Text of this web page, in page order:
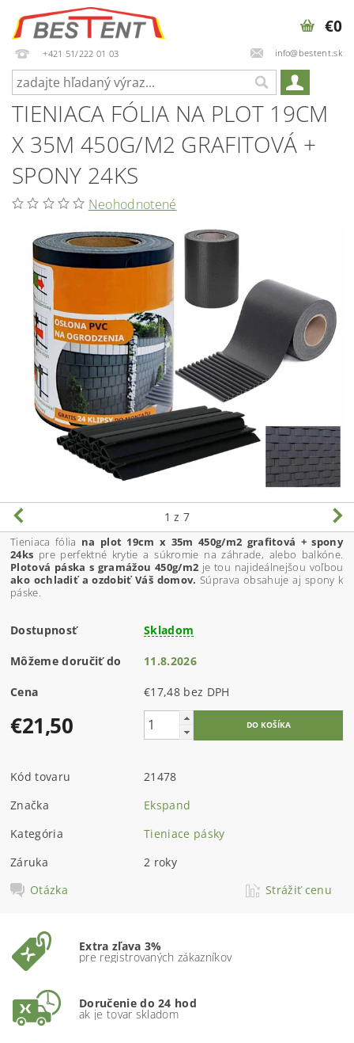
+421 51/222 01 03 info@bestent.sk
€0
TIENIACA FÓLIA NA PLOT 19CM
X 35M 450G/M2 GRAFITOVÁ +
SPONY 24KS
Neohodnotené
1 z 7
Tieniaca fólia na plot 19cm x 35m 450g/m2 grafitová + spony
24ks pre perfektné krytie a súkromie na záhrade, alebo balkóne.
Plotová páska s gramážou 450g/m2 je tou najideálnejšou voľbou
ako ochladiť a ozdobiť Váš domov. Súprava obsahuje aj spony k
páske.
Dostupnosť Skladom
Môžeme doručiť do 11.8.2026
Cena €17,48 bez DPH
€21,50
Kód tovaru
21478
Značka
Ekspand
Kategória
Tieniace pásky
Záruka
2 roky
Otázka
Strážiť cenu
Extra zľava 3%
pre registrovaných zákazníkov
Doručenie do 24 hod
ak je tovar skladom